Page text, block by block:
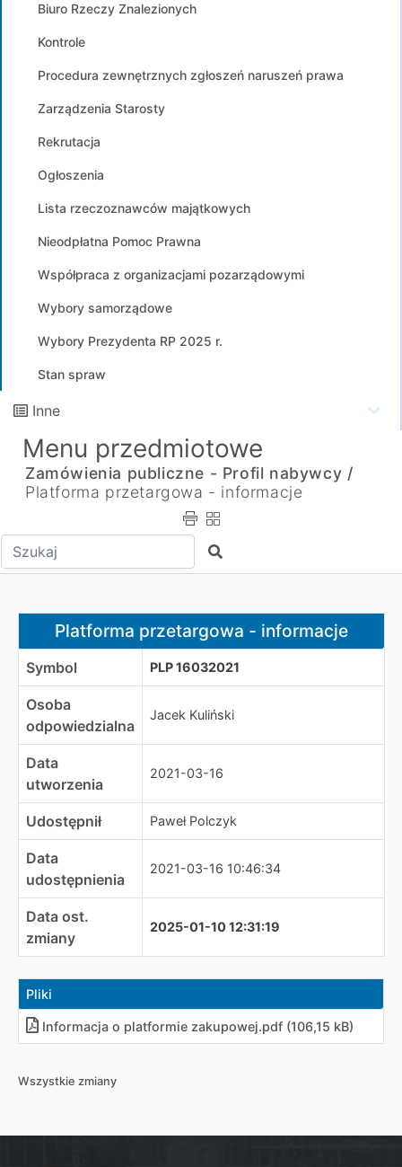
Biuro Rzeczy Znalezionych
Kontrole
Procedura zewnętrznych zgłoszeń naruszeń prawa
Zarządzenia Starosty
Rekrutacja
Ogłoszenia
Lista rzeczoznawców majątkowych
Nieodpłatna Pomoc Prawna
Współpraca z organizacjami pozarządowymi
Wybory samorządowe
Wybory Prezydenta RP 2025 r.
Stan spraw
Inne
Menu przedmiotowe
Zamówienia publiczne - Profil nabywcy /
Platforma przetargowa - informacje
Wpisz tekst do wyszukania Szukaj
Platforma przetargowa - informacje
Platforma przetargowa - informacje
Symbol PLP 16032021
Osoba
odpowiedzialna
Jacek Kuliński
Data
utworzenia
2021-03-16
Udostępnił Paweł Polczyk
Data
udostępnienia
2021-03-16 10:46:34
Data ost.
zmiany
2025-01-10 12:31:19
Pliki
Informacja o platformie zakupowej.pdf (106,15 kB)
Wszystkie zmiany